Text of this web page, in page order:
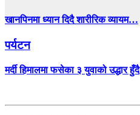
खानपिनमा ध्यान दिदै शारीरिक व्यायम…
पर्यटन
मर्दी हिमालमा फसेका ३ युवाको उद्धार हुँदै